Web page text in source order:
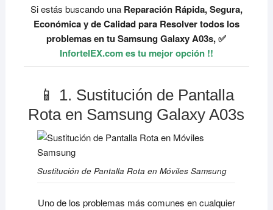
Si estás buscando una Reparación Rápida, Segura,
Económica y de Calidad para Resolver todos los
problemas en tu Samsung Galaxy A03s, ✅
InfortelEX.com es tu mejor opción !!
📱 1. Sustitución de Pantalla
Rota en Samsung Galaxy A03s
Sustitución de Pantalla Rota en Móviles Samsung
Uno de los problemas más comunes en cualquier